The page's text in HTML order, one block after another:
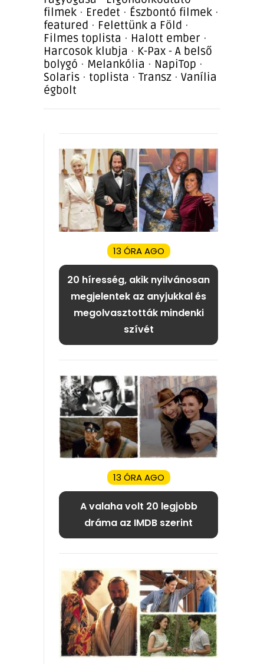
filmek · Eredet · Észbontó filmek ·
featured · Felettünk a Föld ·
Filmes toplista · Halott ember ·
Harcosok klubja · K-Pax - A belső
bolygó · Melankólia · NapiTop ·
Solaris · toplista · Transz · Vanília
égbolt
13 ÓRA AGO
20 híresség, akik nyilvánosan
megjelentek az anyjukkal és
megolvasztották mindenki
szívét
13 ÓRA AGO
A valaha volt 20 legjobb
dráma az IMDB szerint